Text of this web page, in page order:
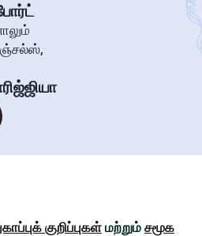
குறிப்புகள்மற்றும் சமூக